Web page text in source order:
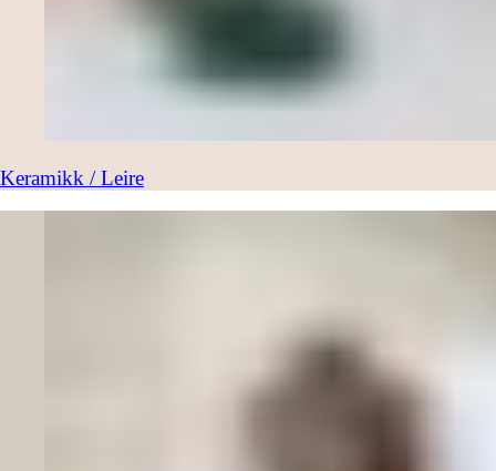
Keramikk / Leire